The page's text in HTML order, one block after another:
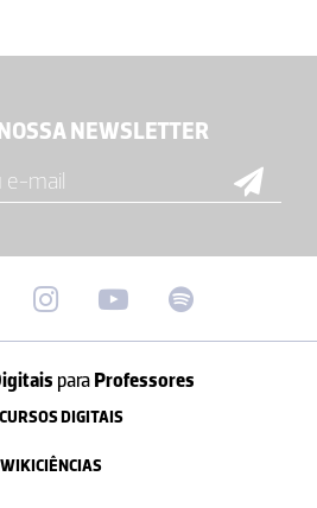
NEWSLETTER
paraProfessores
DIGITAIS
WIKICIÊNCIAS